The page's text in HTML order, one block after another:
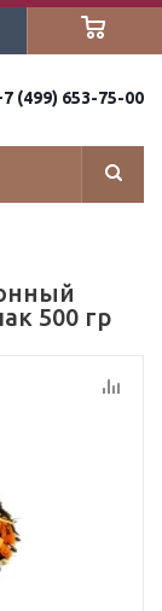
(499) 653-75-00
500 гр